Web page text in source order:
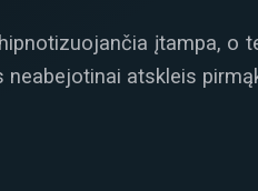
įtampa, o
neabejotinai atskleis